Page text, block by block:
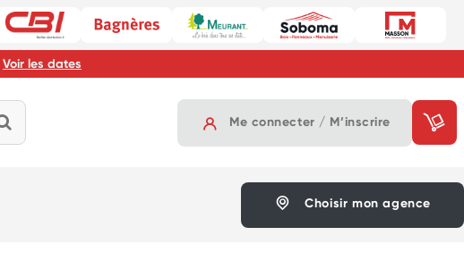
Voir les dates
Me connecter / M’inscrire
Choisir mon agence